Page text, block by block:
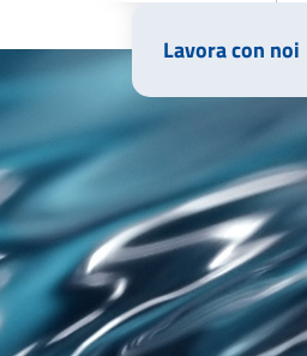
Lavora con noi